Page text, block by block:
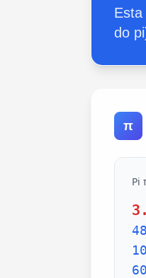
do
π
Pi
3.